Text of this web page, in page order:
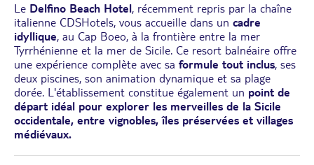
Le Delfino Beach Hotel, récemment repris par la chaîne
italienne CDSHotels, vous accueille dans un cadre
idyllique, au Cap Boeo, à la frontière entre la mer
Tyrrhénienne et la mer de Sicile. Ce resort balnéaire offre
une expérience complète avec sa formule tout inclus, ses
deux piscines, son animation dynamique et sa plage
dorée. L'établissement constitue également un point de
départ idéal pour explorer les merveilles de la Sicile
occidentale, entre vignobles, îles préservées et villages
médiévaux.